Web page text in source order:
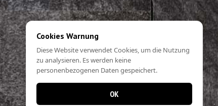
Cookies Warnung
Diese Website verwendet Cookies, um die Nutzung
zu analysieren. Es werden keine
personenbezogenen Daten gespeichert.
OK